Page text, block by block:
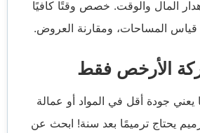
المال والوقت. خصص وقتًا كافيًا
قياس المساحات، ومقارنة العروض.
يعني جودة أقل في المواد أو عمالة
يحتاج ترميمًا بعد سنة! ابحث عن